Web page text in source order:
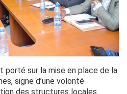
porté sur la mise en place de la
signe d’une volonté
des structures locales.